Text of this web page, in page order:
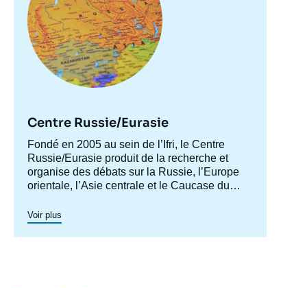
Centre Russie/Eurasie
Accroche
centre
Fondé en 2005 au sein de l’Ifri, le Centre
Russie/Eurasie produit de la recherche et
organise des débats sur la Russie, l’Europe
orientale, l’Asie centrale et le Caucase du
d'anticiper l'évolution de cette zone
géographique complexe en pleine mutation
pour enrichir le débat public en France et en
Voir plus
Image
de
couverture
de
la
publication
Ioulia JOUTCHKOVA, Vladislav
INOZEMTSEV, « La logique non
économique de Vladimir Poutine », Articles,
Ifri, 1 juin 2015.